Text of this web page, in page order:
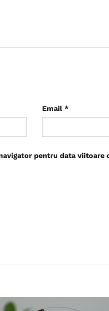
Email *
pentru data viitoare